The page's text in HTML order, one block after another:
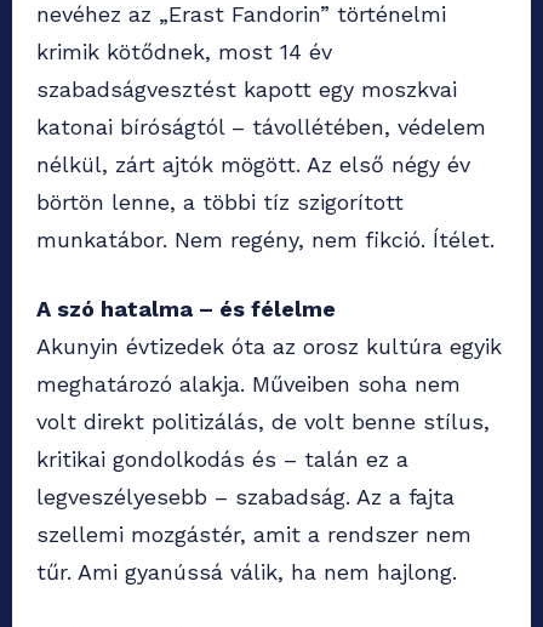
nevéhez az „Erast Fandorin” történelmi
krimik kötődnek, most 14 év
szabadságvesztést kapott egy moszkvai
katonai bíróságtól – távollétében, védelem
nélkül, zárt ajtók mögött. Az első négy év
börtön lenne, a többi tíz szigorított
munkatábor. Nem regény, nem fikció. Ítélet.
A szó hatalma – és félelme
Akunyin évtizedek óta az orosz kultúra egyik
meghatározó alakja. Műveiben soha nem
volt direkt politizálás, de volt benne stílus,
kritikai gondolkodás és – talán ez a
legveszélyesebb – szabadság. Az a fajta
szellemi mozgástér, amit a rendszer nem
tűr. Ami gyanússá válik, ha nem hajlong.